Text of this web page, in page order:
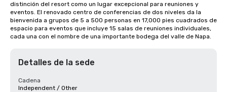
distinción del resort como un lugar excepcional para reuniones y
eventos. El renovado centro de conferencias de dos niveles da la
bienvenida a grupos de 5 a 500 personas en 17,000 pies cuadrados de
espacio para eventos que incluye 15 salas de reuniones individuales,
cada una con el nombre de una importante bodega del valle de Napa.
Detalles de la sede
Cadena
Independent / Other